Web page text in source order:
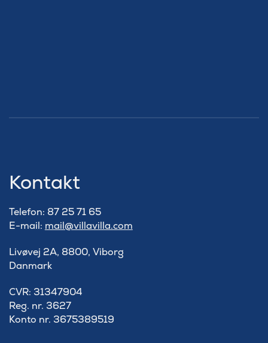
Kontakt
Telefon: 87 25 71 65
E-mail: mail@villavilla.com
Livøvej 2A, 8800, Viborg
Danmark
​CVR: 31347904
Reg. nr. 3627
Konto nr. 3675389519